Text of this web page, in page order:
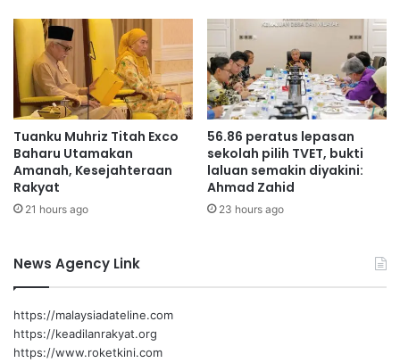
r
d
a
n
a
P
e
n
d
i
d
a
n
i
s
t
e
n
a
g
a
Tuanku Muhriz Titah Exco
Baharu Utamakan
Amanah, Kesejahteraan
Rakyat
21 hours ago
56.86 peratus lepasan
sekolah pilih TVET, bukti
laluan semakin diyakini:
Ahmad Zahid
23 hours ago
News Agency Link
https://malaysiadateline.com
https://keadilanrakyat.org
https://www.roketkini.com